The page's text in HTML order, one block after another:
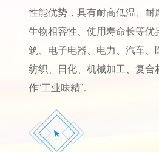
性能优势，具有耐高低温、耐
生物相容性、使用寿命长等优
筑、电子电器、电力、汽车、
纺织、日化、机械加工、复合
作“工业味精”。